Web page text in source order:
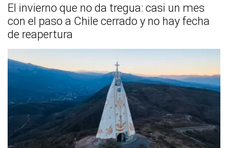
El invierno que no da tregua: casi un mes
con el paso a Chile cerrado y no hay fecha
de reapertura